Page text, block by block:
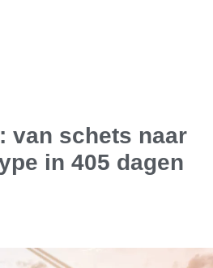
van schets naar
in 405 dagen